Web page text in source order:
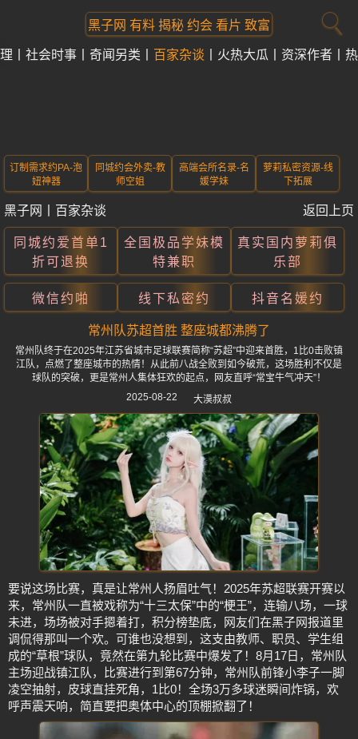
黑子网 有料 揭秘 约会 看片 致富
社会时事 奇闻另类 百家杂谈 火热大瓜 资深作者
订制需求约PA-泡
妞神器
同城约会外卖-教
师空姐
高端会所名录-名
媛学妹
萝莉私密资源-线
下拓展
黑子网 百家杂谈 返回上页
同城约爱首单1
折可退换
全国极品学妹模
特兼职
真实国内萝莉俱
乐部
微信约啪 线下私密约 抖音名媛约
常州队苏超首胜 整座城都沸腾了
常州队终于在2025年江苏省城市足球联赛简称“苏超”中迎来首胜，1比0击败镇
江队，点燃了整座城市的热情！从此前八战全败到如今破荒，这场胜利不仅是
球队的突破，更是常州人集体狂欢的起点，网友直呼“常宝牛气冲天”！
2025-08-22
大漠叔叔
要说这场比赛，真是让常州人扬眉吐气！2025年苏超联赛开赛以
来，常州队一直被戏称为“十三太保”中的“梗王”，连输八场，一球
未进，场场被对手摁着打，积分榜垫底，网友们在黑子网报道里
调侃得那叫一个欢。可谁也没想到，这支由教师、职员、学生组
成的“草根”球队，竟然在第九轮比赛中爆发了！8月17日，常州队
主场迎战镇江队，比赛进行到第67分钟，常州队前锋小李子一脚
凌空抽射，皮球直挂死角，1比0！全场3万多球迷瞬间炸锅，欢
呼声震天响，简直要把奥体中心的顶棚掀翻了！